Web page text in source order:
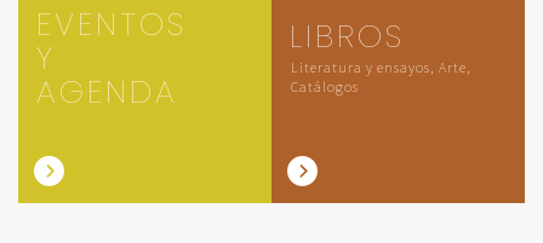
EVENTOS
Y
AGENDA
LIBROS
Literatura y ensayos, Arte,
Catálogos